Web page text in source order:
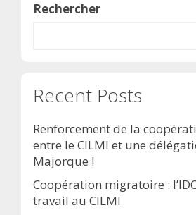
Rechercher
Recent Posts
Renforcement de la
entre le CILMI et une
Majorque !
Coopération migratoire :
travail au CILMI